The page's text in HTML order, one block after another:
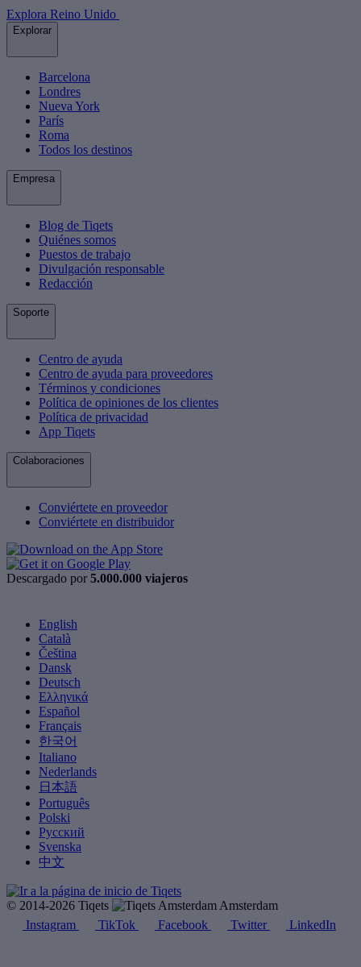
Explora Reino Unido
Explorar
Barcelona
Londres
Nueva York
París
Roma
Todos los destinos
Empresa
Blog de Tiqets
Quiénes somos
Puestos de trabajo
Divulgación responsable
Redacción
Soporte
Centro de ayuda
Centro de ayuda para proveedores
Términos y condiciones
Política de opiniones de los clientes
Política de privacidad
App Tiqets
Colaboraciones
Conviértete en proveedor
Conviértete en distribuidor
Descargado por 5.000.000 viajeros
English
Català
Čeština
Dansk
Deutsch
Ελληνικά
Español
Français
한국어
Italiano
Nederlands
日本語
Português
Polski
Русский
Svenska
中文
© 2014-2026 Tiqets
Amsterdam
Instagram
TikTok Facebook Twitter LinkedIn